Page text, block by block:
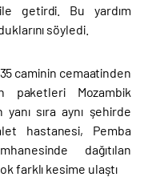
getirdi. Bu yardım
söyledi.
caminin cemaatinden
paketleri Mozambik
sıra aynı şehirde
hastanesi, Pemba
dağıtılan
farklı kesime ulaştı